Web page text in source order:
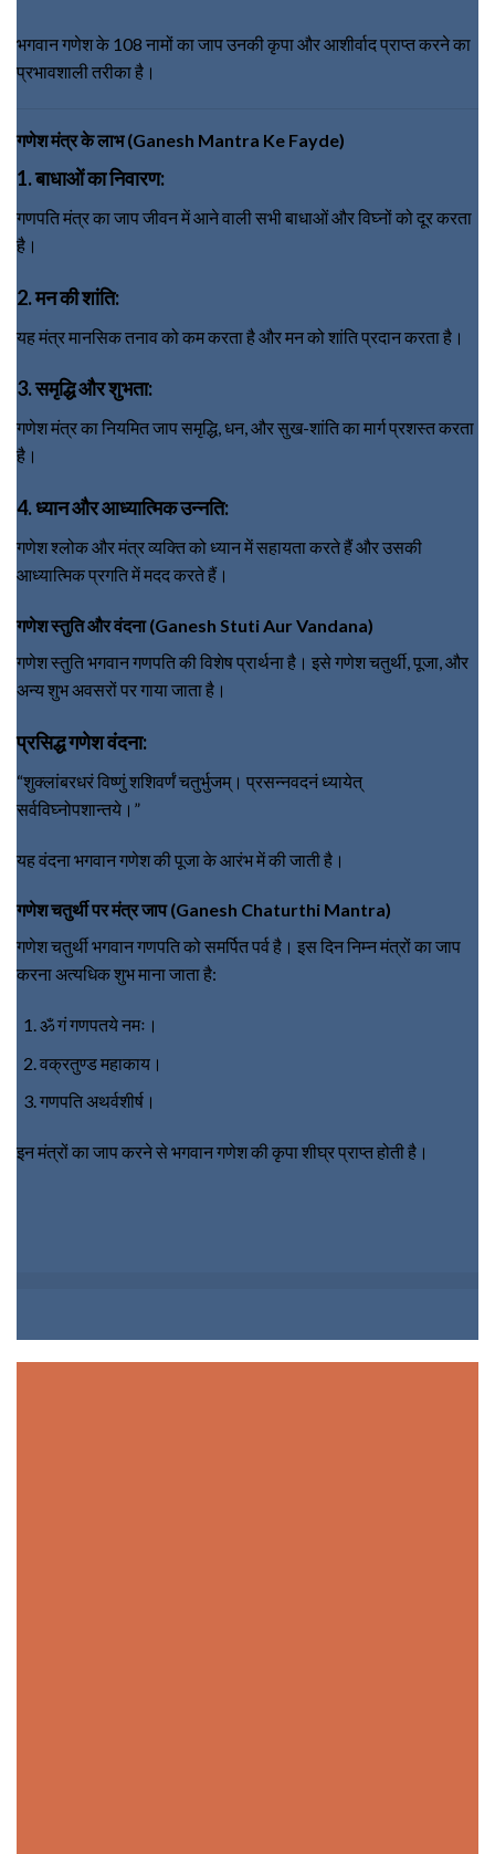
भगवान गणेश के 108 नामों का जाप उनकी कृपा और आशीर्वाद प्राप्त करने का
प्रभावशाली तरीका है।
गणेश मंत्र के लाभ (Ganesh Mantra Ke Fayde)
1. बाधाओं का निवारण:
गणपति मंत्र का जाप जीवन में आने वाली सभी बाधाओं और विघ्नों को दूर करता
है।
2. मन की शांति:
यह मंत्र मानसिक तनाव को कम करता है और मन को शांति प्रदान करता है।
3. समृद्धि और शुभता:
गणेश मंत्र का नियमित जाप समृद्धि, धन, और सुख-शांति का मार्ग प्रशस्त करता
है।
4. ध्यान और आध्यात्मिक उन्नति:
गणेश श्लोक और मंत्र व्यक्ति को ध्यान में सहायता करते हैं और उसकी
आध्यात्मिक प्रगति में मदद करते हैं।
गणेश स्तुति और वंदना (Ganesh Stuti Aur Vandana)
गणेश स्तुति भगवान गणपति की विशेष प्रार्थना है। इसे गणेश चतुर्थी, पूजा, और
अन्य शुभ अवसरों पर गाया जाता है।
प्रसिद्ध गणेश वंदना:
“शुक्लांबरधरं विष्णुं शशिवर्णं चतुर्भुजम्। प्रसन्नवदनं ध्यायेत्
सर्वविघ्नोपशान्तये।”
यह वंदना भगवान गणेश की पूजा के आरंभ में की जाती है।
गणेश चतुर्थी पर मंत्र जाप (Ganesh Chaturthi Mantra)
गणेश चतुर्थी भगवान गणपति को समर्पित पर्व है। इस दिन निम्न मंत्रों का जाप
करना अत्यधिक शुभ माना जाता है:
ॐ गं गणपतये नमः।
वक्रतुण्ड महाकाय।
गणपति अथर्वशीर्ष।
इन मंत्रों का जाप करने से भगवान गणेश की कृपा शीघ्र प्राप्त होती है।